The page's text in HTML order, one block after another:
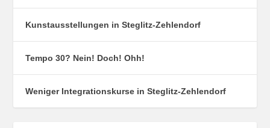
Kunstausstellungen in Steglitz-Zehlendorf
Tempo 30? Nein! Doch! Ohh!
Weniger Integrationskurse in Steglitz-Zehlendorf